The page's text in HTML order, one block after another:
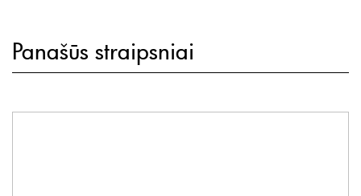
Panašūs straipsniai